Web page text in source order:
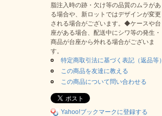
脂注入時の跡・欠け等の品質のムラがあ
る場合や、新ロットではデザインが変更
される場合がございます。◆ケースや台
座がある場合、配送中にシワ等の発生・
商品が台座から外れる場合がございま
す。
特定商取引法に基づく表記（返品等）
この商品を友達に教える
この商品について問い合わせる
Yahoo!ブックマークに登録する